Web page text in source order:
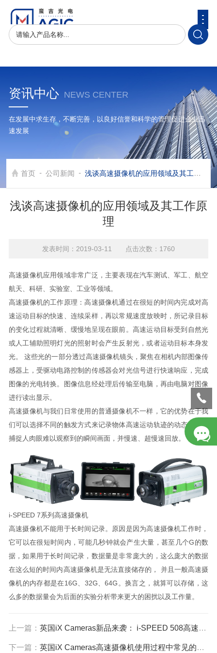
资讯中心 NEWS CENTER
在发展中求生存，不断完善，以良好信誉和科学的管理促进企业迅
速发展
首页 - 公司新闻 - 浅谈高速摄像机的应用领域及其工作原理
浅谈高速摄像机的应用领域及其工作原
理
发表时间：2019-03-11 点击次数：1760
高速摄像机应用领域非常广泛，主要表现在汽车测试、军工、航空
航天、科研、实验室、工业等领域。
高速摄像机的工作原理：高速摄像机通过在很短的时间内完成对高
速运动目标的快速、连续采样，再以常规速度放映时，所记录目标
的变化过程就清晰、缓慢地呈现在眼前。高速运动目标受到自然光
或人工辅助照明灯光的照射时会产生反射光，或者运动目标本身发
光。 这些光的一部分透过高速摄像机镜头，聚焦在相机内部图像传
感器上，受驱动电路控制的传感器会对光信号进行快速响应，完成
图像的光电转换。图像信息经处理后传输至电脑，再由电脑对图像
进行读出显示。
高速摄像机与我们日常使用的普通摄像机不一样，它的优势在于我
们可以选择不同的触发方式来记录物体高速运动轨迹的动态过程，
捕捉人肉眼难以观察到的瞬间画面，并慢速、超慢速回放。
i-SPEED 7系列高速摄像机
高速摄像机不能用于长时间记录。原因是因为高速摄像机工作时，
它可以在很短时间内，可能几秒钟就会产生大量，甚至几个G的数
据，如果用于长时间记录，数据量是非常庞大的，这么庞大的数据
在这么短的时间内高速摄像机是无法直接储存的， 并且一般高速摄
像机的内存都是在16G、32G、64G。换言之，就算可以存储，这
么多的数据量会为后面的实验分析带来更大的困扰以及工作量。
上一篇： 英国iX Cameras新品来袭： i-SPEED 508高速摄像机
下一篇： 英国iX Cameras高速摄像机使用过程中常见的问题及解决方案